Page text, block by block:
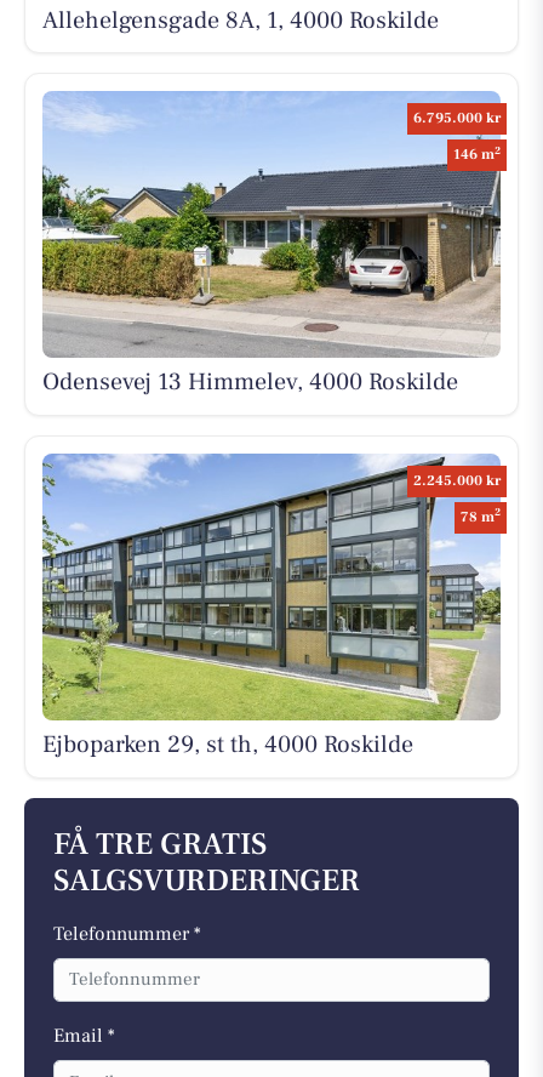
Allehelgensgade 8A, 1, 4000 Roskilde
6.795.000 kr
146 m2
Odensevej 13 Himmelev, 4000 Roskilde
2.245.000 kr
78 m2
Ejboparken 29, st th, 4000 Roskilde
FÅ TRE GRATIS
SALGSVURDERINGER
Telefonnummer *
Email *